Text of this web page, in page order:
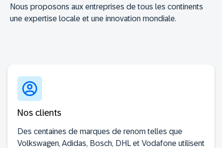
Nous proposons aux entreprises de tous les continents
une expertise locale et une innovation mondiale.
Nos clients
Des centaines de marques de renom telles que
Volkswagen, Adidas, Bosch, DHL et Vodafone utilisent